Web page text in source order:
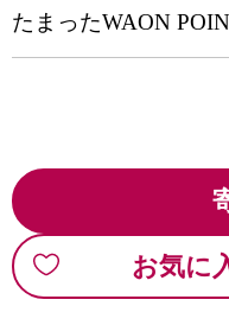
たまったWAON
お気に